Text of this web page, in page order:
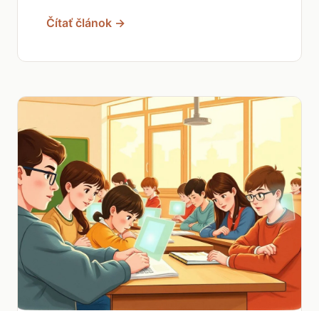
Čítať článok →